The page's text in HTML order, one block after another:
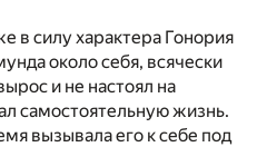
в силу характера Гонория
около себя, всячески
и не настоял на
самостоятельную жизнь.
вызывала его к себе под